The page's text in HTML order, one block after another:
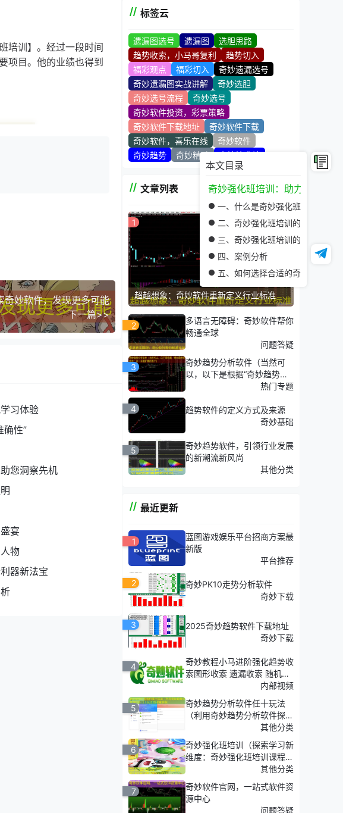
本文目录
奇妙强化班培训：助力个人与
一、什么是奇妙强化班培训
二、奇妙强化班培训的特点
三、奇妙强化班培训的优势
四、案例分析
五、如何选择合适的奇妙强化班
培训】。经过一段时间
项目。他的业绩也得到
奇妙软仵，发现更多可能
下一篇>>
习体验
确性”
您洞察先机
宴
物
器新法宝
标签云
遗漏图选号 遗漏图
选胆思路
趋势收索，小马哥复利
趋势切入
福彩观点
福彩切入
奇妙遗漏选号
奇妙遗漏图实战讲解
奇妙选胆
奇妙选号流程
奇妙选号
奇妙软件投资，彩票策略
奇妙软件下载地址
奇妙软件下载
奇妙软件，喜乐在线
奇妙软件
奇妙趋势
奇妙精髓 奇妙技术站
文章列表
1
超越想象：奇妙软件重新定义行业标准
2
多语言无障碍：奇妙软件帮你
畅通全球
问题答疑
3
奇妙趋势分析软件（当然可
以，以下是根据“奇妙趋势分
析软件”这一主题扩展的五
热门专题
4
趋势软件的定义方式及来源
奇妙基础
5
奇妙趋势软件，引领行业发展
的新潮流新风尚
其他分类
最近更新
1
蓝图游戏娱乐平台招商方案最
新版
平台推荐
2
奇妙PK10走势分析软件
奇妙下载
3
2025奇妙趋势软件下载地址
奇妙下载
4
奇妙教程小马进阶强化趋势收
索图形收索 遗漏收索 随机收
内部视频
5
奇妙趋势分析软件任十玩法
（利用奇妙趋势分析软件探
索'任十玩法'的深度策略）
其他分类
6
奇妙强化班培训（探索学习新
维度：奇妙强化班培训课程介
其他分类
7
奇妙软件官网，一站式软件资
源中心
问题答疑